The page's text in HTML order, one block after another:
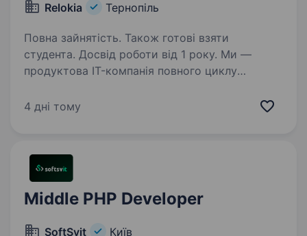
Relokia Тернопіль
Повна зайнятість. Також готові взяти
студента. Досвід роботи від 1 року. Ми —
продуктова IT-компанія повного циклу
продукт — сервіс міграції даних,
help desk платформи…
4 дні тому
Middle PHP Developer
SoftSvit Київ